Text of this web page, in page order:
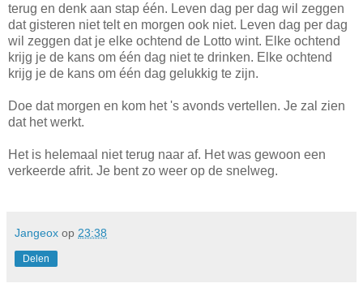
terug en denk aan stap één. Leven dag per dag wil zeggen
dat gisteren niet telt en morgen ook niet. Leven dag per dag
wil zeggen dat je elke ochtend de Lotto wint. Elke ochtend
krijg je de kans om één dag niet te drinken. Elke ochtend
krijg je de kans om één dag gelukkig te zijn.
Doe dat morgen en kom het 's avonds vertellen. Je zal zien
dat het werkt.
Het is helemaal niet terug naar af. Het was gewoon een
verkeerde afrit. Je bent zo weer op de snelweg.
Jangeox op 23:38
Delen